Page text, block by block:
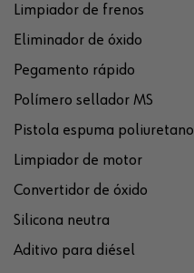
Limpiador de frenos
Eliminador de óxido
Pegamento rápido
Polímero sellador MS
Pistola espuma poliuretano
Limpiador de motor
Convertidor de óxido
Silicona neutra
Aditivo para diésel